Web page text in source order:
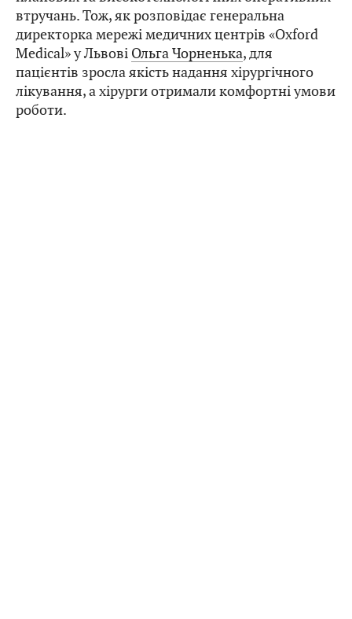
втручань. Тож, як розповідає генеральна
директорка мережі медичних центрів «Oxford
Medical» у Львові Ольга Чорненька, для
пацієнтів зросла якість надання хірургічного
лікування, а хірурги отримали комфортні умови
роботи.